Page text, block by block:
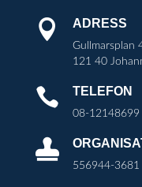
 ADRESS
Gullmarsplan
121 40
 TELEFON
08-12148699

556944-3681